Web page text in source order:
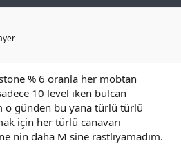
% 6 oranla her mobtan
10 level iken bulcan
o günden bu yana türlü türlü
için her türlü canavarı
nin daha M sine rastlıyamadım.